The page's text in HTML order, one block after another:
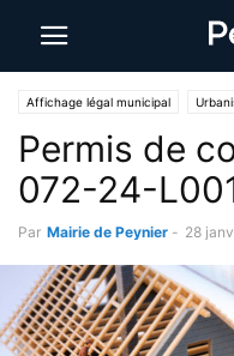
Affichage légal municipal
Permis de
072-24-
Par Mairie de Peynier - 28